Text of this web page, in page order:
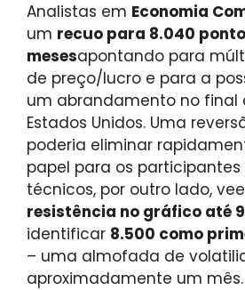
Analistas em Economia
um recuo para 8.040
mesesapontando para
de preço/lucro e para a
um abrandamento no final
Estados Unidos. Uma
poderia eliminar
papel para os participantes
técnicos, por outro lado,
resistência no gráfico até
identificar 8.500 como
– uma almofada de
aproximadamente um mês.